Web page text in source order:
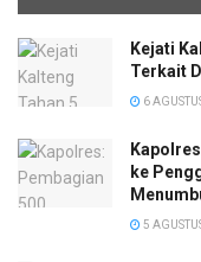
Kejati
Terkait
6
ke
5